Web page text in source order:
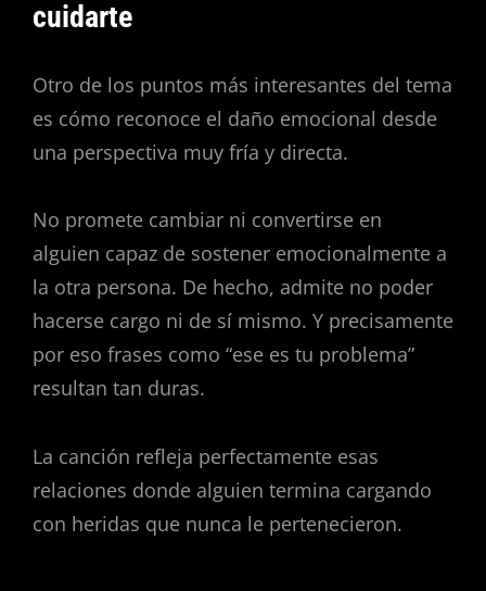
cuidarte
Otro de los puntos más interesantes del tema
es cómo reconoce el daño emocional desde
una perspectiva muy fría y directa.
No promete cambiar ni convertirse en
alguien capaz de sostener emocionalmente a
la otra persona. De hecho, admite no poder
hacerse cargo ni de sí mismo. Y precisamente
por eso frases como “ese es tu problema”
resultan tan duras.
La canción refleja perfectamente esas
relaciones donde alguien termina cargando
con heridas que nunca le pertenecieron.